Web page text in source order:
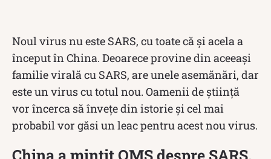
Noul virus nu este SARS, cu toate că și acela a
început în China. Deoarece provine din aceeași
familie virală cu SARS, are unele asemănări, dar
este un virus cu totul nou. Oamenii de știință
vor încerca să învețe din istorie și cel mai
probabil vor găsi un leac pentru acest nou virus.